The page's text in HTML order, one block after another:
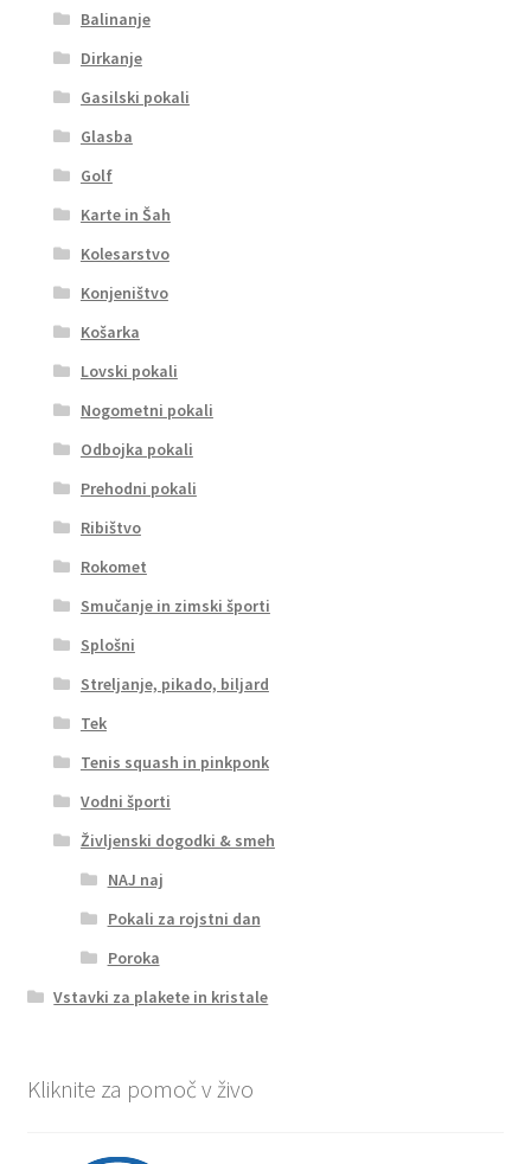
Balinanje
Dirkanje
Gasilski pokali
Glasba
Golf
Karte in Šah
Kolesarstvo
Konjeništvo
Košarka
Lovski pokali
Nogometni pokali
Odbojka pokali
Prehodni pokali
Ribištvo
Rokomet
Smučanje in zimski športi
Splošni
Streljanje, pikado, biljard
Tek
Tenis squash in pinkponk
Vodni športi
Življenski dogodki & smeh
NAJ naj
Pokali za rojstni dan
Poroka
Vstavki za plakete in kristale
Kliknite za pomoč v živo